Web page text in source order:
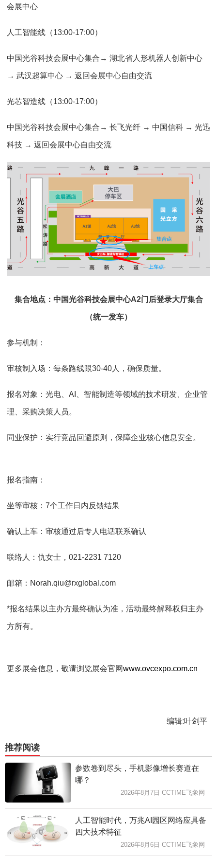
会展中心
人工智能线（13:00-17:00）
中国光谷科技会展中心集合→ 湖北省人形机器人创新中心
→ 武汉超算中心 → 返回会展中心自由交流
光芯智造线（13:00-17:00）
中国光谷科技会展中心集合→ 长飞光纤 → 中国信科 → 光迅
科技 → 返回会展中心自由交流
集合地点：中国光谷科技会展中心A2门后登录大厅集合
（统一发车）
参与机制：
审核制入场：每条路线限30-40人，确保质量。
报名对象：光电、AI、智能制造等领域的技术研发、企业管
理、采购决策人员。
同业保护：实行竞品回避原则，保障企业核心信息安全。
报名指南：
坐等审核：7个工作日内反馈结果
确认上车：审核通过后专人电话联系确认
联络人：仇女士，021-2231 7120
邮箱：Norah.qiu@rxglobal.com
*报名结果以主办方最终确认为准，活动最终解释权归主办
方所有。
更多展会信息，敬请浏览展会官网www.ovcexpo.com.cn
编辑:叶剑平
推荐阅读
参数卷到尽头，手机影像增长赛道在
哪？
2026年8月7日 CCTIME飞象网
人工智能时代，万兆AI园区网络应具备
四大技术特征
2026年8月6日 CCTIME飞象网